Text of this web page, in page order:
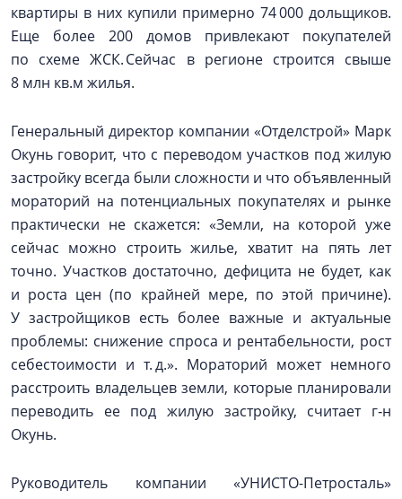
квартиры в них купили примерно 74 000 дольщиков.
Еще более 200 домов привлекают покупателей
по схеме ЖСК. Сейчас в регионе строится свыше
8 млн кв.м жилья.
Генеральный директор компании «Отделстрой» Марк
Окунь говорит, что с переводом участков под жилую
застройку всегда были сложности и что объявленный
мораторий на потенциальных покупателях и рынке
практически не скажется: «Земли, на которой уже
сейчас можно строить жилье, хватит на пять лет
точно. Участков достаточно, дефицита не будет, как
и роста цен (по крайней мере, по этой причине).
У застройщиков есть более важные и актуальные
проблемы: снижение спроса и рентабельности, рост
себестоимости и т. д.». Мораторий может немного
расстроить владельцев земли, которые планировали
переводить ее под жилую застройку, считает г‑н
Окунь.
Руководитель компании «УНИСТО-Петросталь»